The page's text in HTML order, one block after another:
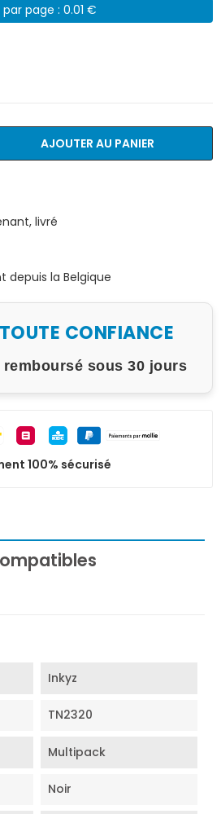
par page : 0.01 €
AJOUTER AU PANIER
livré
depuis la Belgique
CONFIANCE
remboursé sous 30 jours
100% sécurisé
Inkyz
TN2320
Multipack
Noir